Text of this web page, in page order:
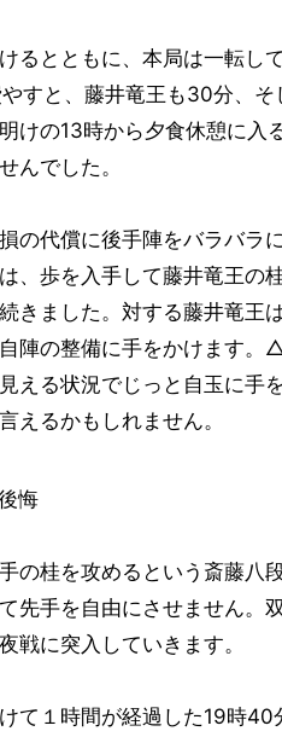
るとともに、本局は一転し
すと、藤井竜王も30分、
けの13時から夕食休憩に入
んでした。
の代償に後手陣をバラバラ
、歩を入手して藤井竜王の
きました。対する藤井竜王
陣の整備に手をかけます
える状況でじっと自玉に手
えるかもしれません。
悔
の桂を攻めるという斎藤八
先手を自由にさせません。
戦に突入していきます。
て１時間が経過した19時